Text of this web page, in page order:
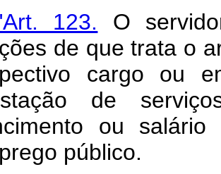
123. O
de que trata o
cargo ou
de
ou
público.